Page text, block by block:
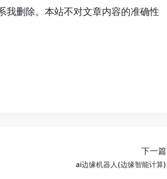
我删除。本站不对文章内容的准确性
下一篇
ai边缘机器人(边缘智能计算)